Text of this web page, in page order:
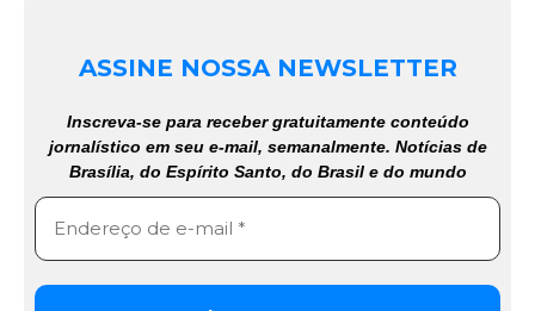
ASSINE NOSSA NEWSLETTER
Inscreva-se para receber gratuitamente conteúdo
jornalístico em seu e-mail, semanalmente. Notícias de
Brasília, do Espírito Santo, do Brasil e do mundo